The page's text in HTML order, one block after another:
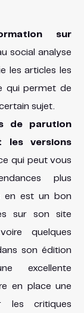
sur
social analyse
les articles les
qui permet de
sujet.
de parution
les versions
qui peut vous
plus
en est un bon
sur son site
quelques
son édition
excellente
en place une
les critiques